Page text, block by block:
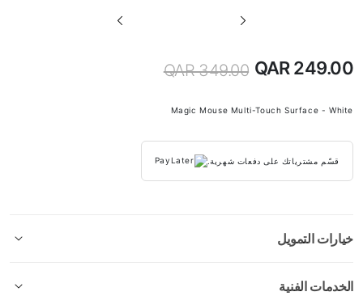
معرض
السعر
QAR 249.00
QAR 349.00
Magic Mouse Multi-Touch Surface - White
قسّم مشترياتك على دفعات شهرية.
خيارات التمويل
الخدمات الفنية